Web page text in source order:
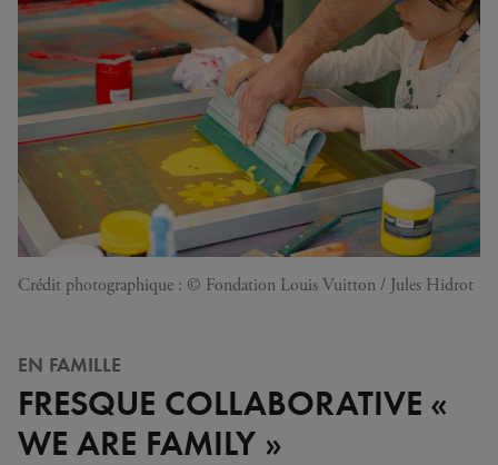
Crédit photographique : © Fondation Louis Vuitton / Jules Hidrot
EN FAMILLE
FRESQUE COLLABORATIVE «
WE ARE FAMILY »